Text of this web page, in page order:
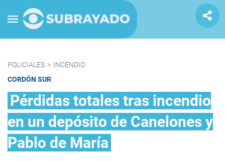
POLICIALES > INCENDIO
CORDÓN SUR
Pérdidas totales tras incendio
en un depósito de Canelones y
Pablo de María